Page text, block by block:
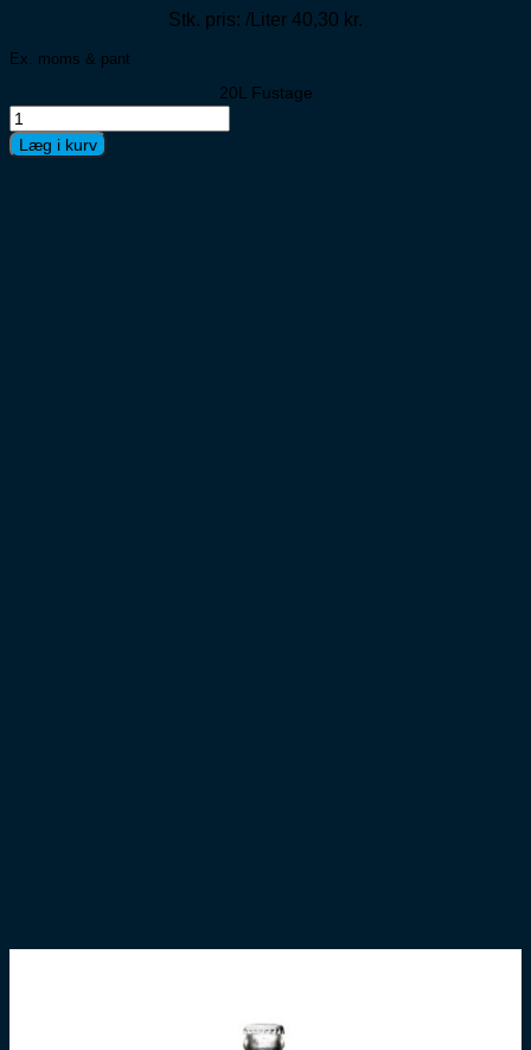
Stk. pris: /Liter 40,30 kr.
Ex. moms & pant
20L Fustage
Nørrebro
Bryghus
Stuykman
Læg i kurv